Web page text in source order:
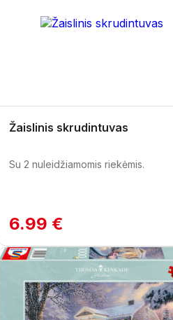
Žaislinis skrudintuvas
Su 2 nuleidžiamomis riekėmis.
6.99 €